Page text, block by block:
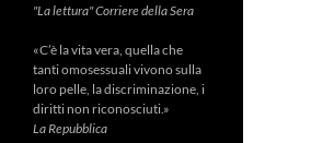
"La lettura" Corriere della Sera
«C’è la vita vera, quella che
tanti omosessuali vivono sulla
loro pelle, la discriminazione, i
diritti non riconosciuti.»
La Repubblica